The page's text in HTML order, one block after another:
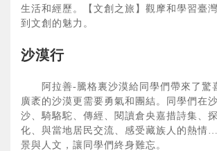
生活和經歷。【文創之旅】觀摩和學習臺
到文創的魅力。
沙漠行
阿拉善-騰格裏沙漠給同學們帶來了驚
廣袤的沙漠更需要勇氣和團結。同學們在
沙、騎駱駝、傳經、閱讀倉央嘉措詩集、
化、與當地居民交流、感受藏族人的熱
景與人文，讓同學們終身難忘。